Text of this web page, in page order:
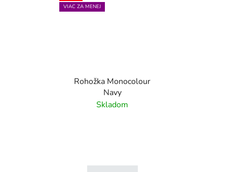
VIAC ZA MENEJ
Rohožka Monocolour
Navy
Skladom